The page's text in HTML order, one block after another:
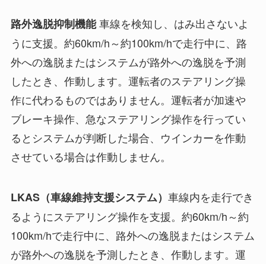
路外逸脱抑制機能車線を検知し、はみ出さないよ
うに支援。約60km/h～約100km/hで走行中に、路
外への逸脱またはシステムが路外への逸脱を予測
したとき、作動します。運転者のステアリング操
作に代わるものではありません。運転者が加速や
ブレーキ操作、急なステアリング操作を行ってい
るとシステムが判断した場合、ウインカーを作動
させている場合は作動しません。
LKAS（車線維持支援システム） 車線内を走行でき
るようにステアリング操作を支援。約60km/h～約
100km/hで走行中に、路外への逸脱またはシステム
が路外への逸脱を予測したとき、作動します。運